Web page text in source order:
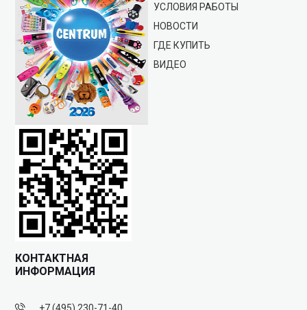
УСЛОВИЯ РАБОТЫ
НОВОСТИ
ГДЕ КУПИТЬ
ВИДЕО
КОНТАКТНАЯ
ИНФОРМАЦИЯ